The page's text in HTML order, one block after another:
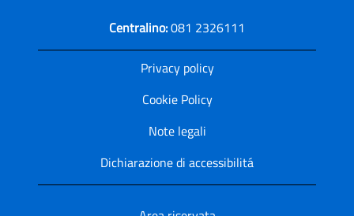
Centralino:081 2326111
Privacy policy
Cookie Policy
Note legali
Dichiarazione di accessibilitá